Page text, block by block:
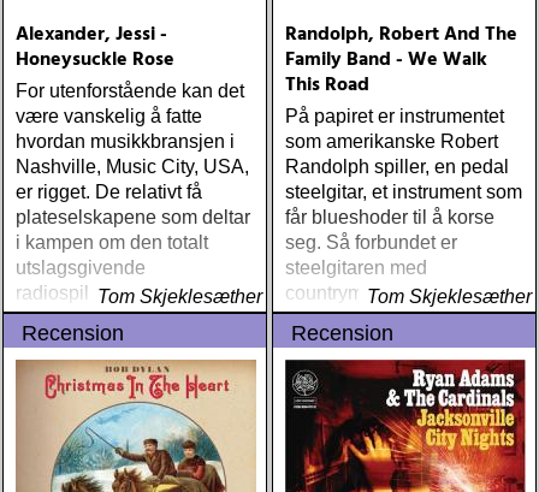
Alexander, Jessi -
Honeysuckle Rose
For utenforstående kan det
være vanskelig å fatte
hvordan musikkbransjen i
Nashville, Music City, USA,
er rigget. De relativt få
plateselskapene som deltar
i kampen om den totalt
utslagsgivende
radiospillingen, omgir seg
med et svært begrenset
antall musikere,
produsenter og låtskrivere
Tom Skjeklesæther
Randolph, Robert And The
Family Band - We Walk
This Road
På papiret er instrumentet
som amerikanske Robert
Randolph spiller, en pedal
steelgitar, et instrument som
får blueshoder til å korse
seg. Så forbundet er
steelgitaren med
countrymusikken at det
inkarnerer fordommene mot
nettopp denne ene
erkeamerikanske
musikkformen
Tom Skjeklesæther
Recension Recension